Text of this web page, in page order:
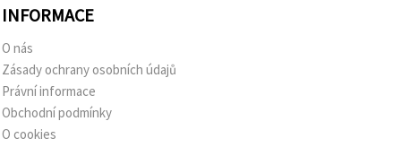
INFORMACE
O nás
Zásady ochrany osobních údajů
Právní informace
Obchodní podmínky
O cookies